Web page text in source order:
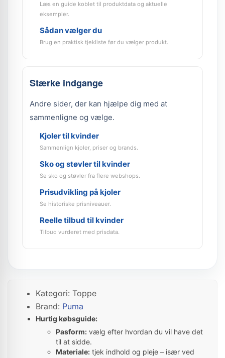
Læs en guide koblet til produktdata og aktuelle
eksempler.
Sådan vælger du
Brug en praktisk tjekliste før du vælger produkt.
Stærke indgange
Andre sider, der kan hjælpe dig med at
sammenligne og vælge.
Kjoler til kvinder
Sammenlign kjoler, priser og brands.
Sko og støvler til kvinder
Se sko og støvler fra flere webshops.
Prisudvikling på kjoler
Se historiske prisniveauer.
Reelle tilbud til kvinder
Tilbud vurderet med prisdata.
Kategori: Toppe
Brand: Puma
Hurtig købsguide:
Pasform: vælg efter hvordan du vil have det
til at sidde.
Materiale: tjek indhold og pleje – især ved